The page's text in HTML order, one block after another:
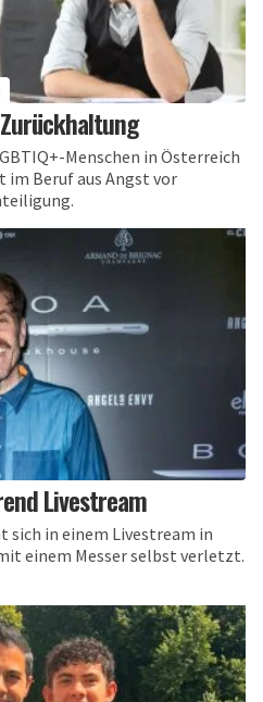
Menschen in Österreich
im Beruf aus Angst vor
Livestream
sich in einem Livestream in
einem Messer selbst verletzt.